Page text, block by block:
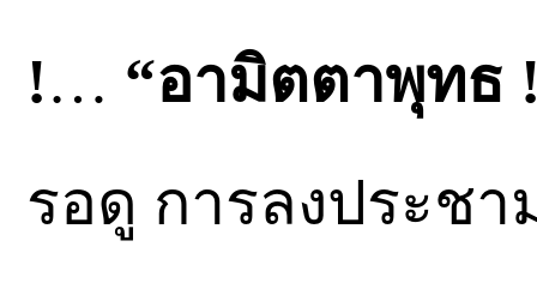
!… “อามิตตาพุทธ
รอดู การลงประช